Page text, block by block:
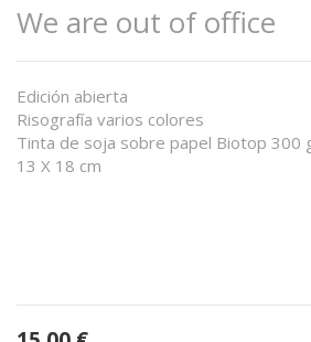
We are out of office
Edición abierta
Risografía varios colores
Tinta de soja sobre papel Biotop 300
13 X 18 cm